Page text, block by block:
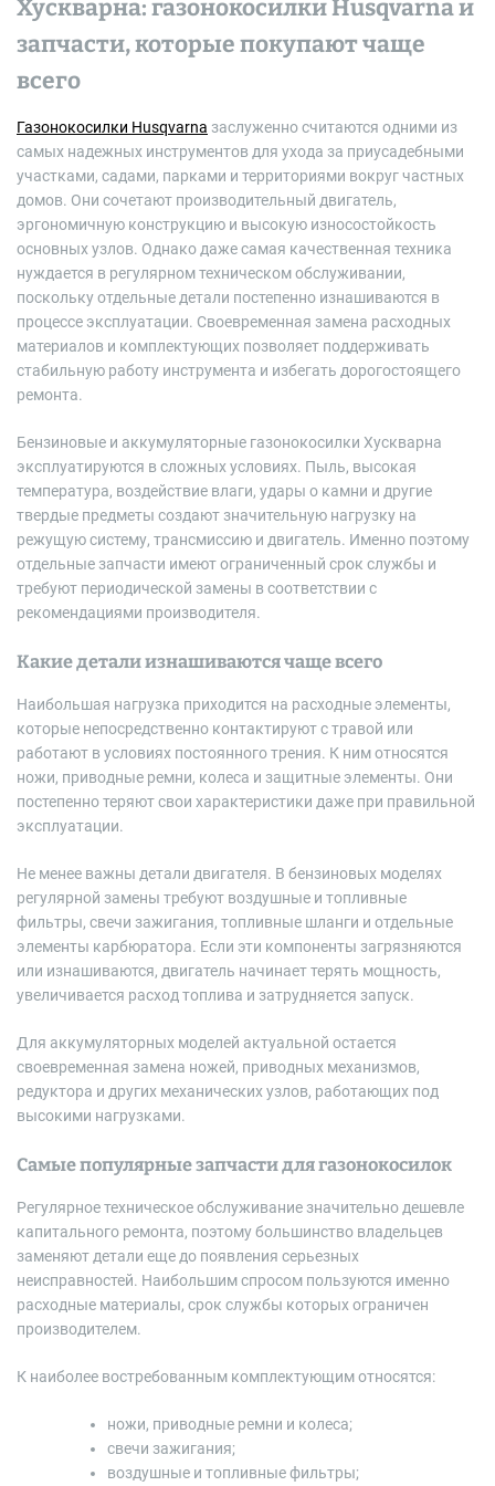
Хускварна: газонокосилки Husqvarna и
запчасти, которые покупают чаще
всего
Газонокосилки Husqvarna заслуженно считаются одними из
самых надежных инструментов для ухода за приусадебными
участками, садами, парками и территориями вокруг частных
домов. Они сочетают производительный двигатель,
эргономичную конструкцию и высокую износостойкость
основных узлов. Однако даже самая качественная техника
нуждается в регулярном техническом обслуживании,
поскольку отдельные детали постепенно изнашиваются в
процессе эксплуатации. Своевременная замена расходных
материалов и комплектующих позволяет поддерживать
стабильную работу инструмента и избегать дорогостоящего
ремонта.
Бензиновые и аккумуляторные газонокосилки Хускварна
эксплуатируются в сложных условиях. Пыль, высокая
температура, воздействие влаги, удары о камни и другие
твердые предметы создают значительную нагрузку на
режущую систему, трансмиссию и двигатель. Именно поэтому
отдельные запчасти имеют ограниченный срок службы и
требуют периодической замены в соответствии с
рекомендациями производителя.
Какие детали изнашиваются чаще всего
Наибольшая нагрузка приходится на расходные элементы,
которые непосредственно контактируют с травой или
работают в условиях постоянного трения. К ним относятся
ножи, приводные ремни, колеса и защитные элементы. Они
постепенно теряют свои характеристики даже при правильной
эксплуатации.
Не менее важны детали двигателя. В бензиновых моделях
регулярной замены требуют воздушные и топливные
фильтры, свечи зажигания, топливные шланги и отдельные
элементы карбюратора. Если эти компоненты загрязняются
или изнашиваются, двигатель начинает терять мощность,
увеличивается расход топлива и затрудняется запуск.
Для аккумуляторных моделей актуальной остается
своевременная замена ножей, приводных механизмов,
редуктора и других механических узлов, работающих под
высокими нагрузками.
Самые популярные запчасти для газонокосилок
Регулярное техническое обслуживание значительно дешевле
капитального ремонта, поэтому большинство владельцев
заменяют детали еще до появления серьезных
неисправностей. Наибольшим спросом пользуются именно
расходные материалы, срок службы которых ограничен
производителем.
К наиболее востребованным комплектующим относятся:
ножи, приводные ремни и колеса;
свечи зажигания;
воздушные и топливные фильтры;